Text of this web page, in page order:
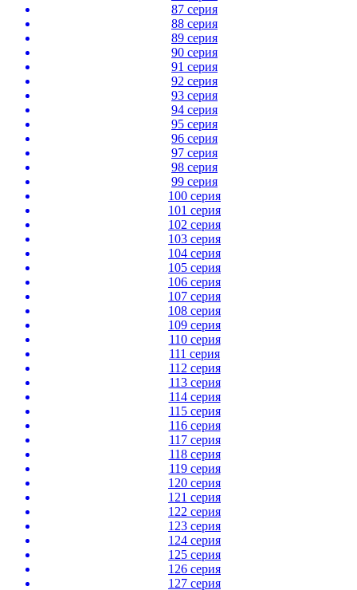
87 серия
88 серия
89 серия
90 серия
91 серия
92 серия
93 серия
94 серия
95 серия
96 серия
97 серия
98 серия
99 серия
100 серия
101 серия
102 серия
103 серия
104 серия
105 серия
106 серия
107 серия
108 серия
109 серия
110 серия
111 серия
112 серия
113 серия
114 серия
115 серия
116 серия
117 серия
118 серия
119 серия
120 серия
121 серия
122 серия
123 серия
124 серия
125 серия
126 серия
127 серия